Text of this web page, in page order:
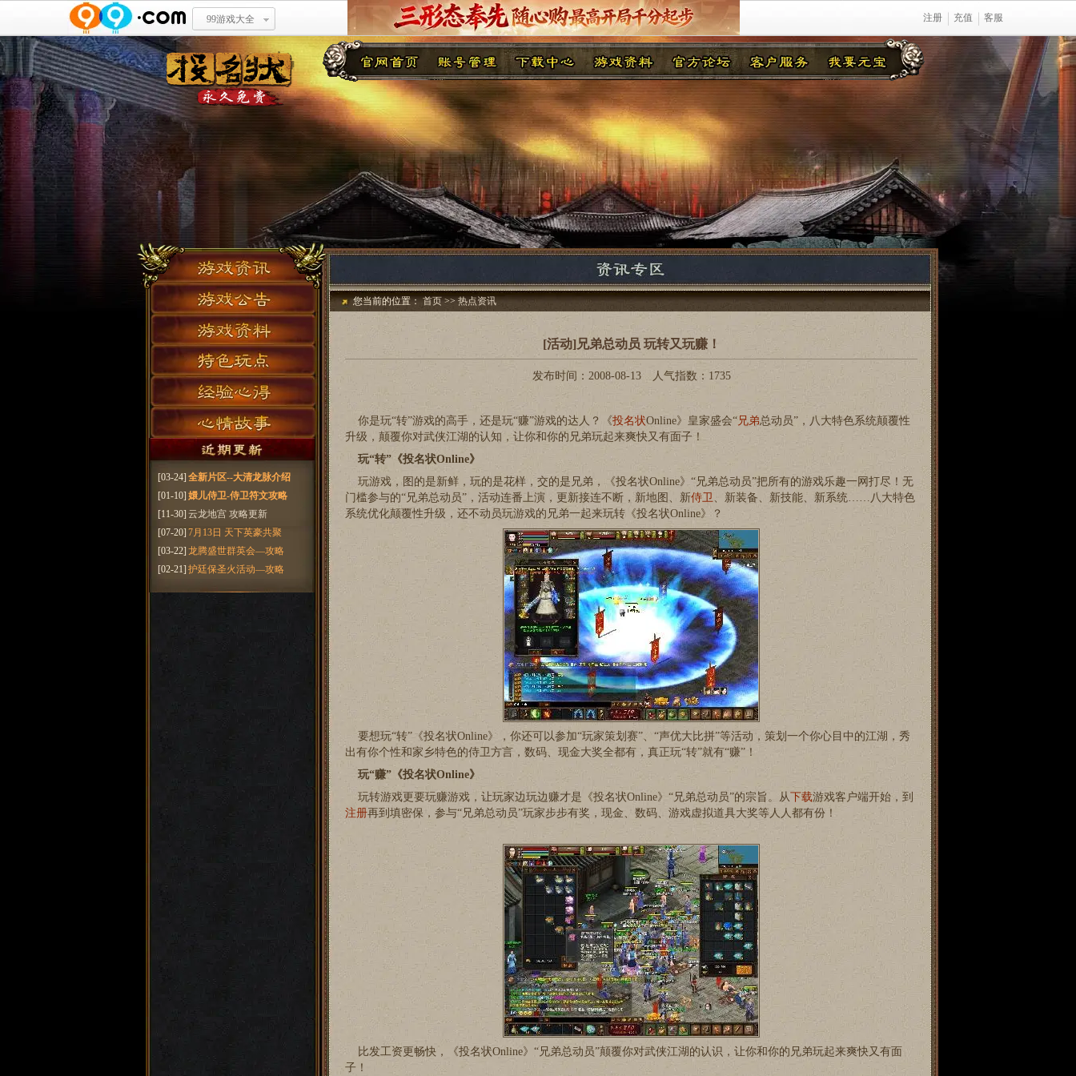
99游戏大全 注册 充值 客服
[03-24] 全新片区--大清龙脉介绍
[01-10] 嬛儿侍卫-侍卫符文攻略
[11-30] 云龙地宫 攻略更新
[07-20] 7月13日 天下英豪共聚
[03-22] 龙腾盛世群英会—攻略
[02-21] 护廷保圣火活动—攻略
您当前的位置：首页>>热点资讯
[活动]兄弟总动员 玩转又玩赚！
发布时间：2008-08-13 人气指数： 1735
你是玩“转”游戏的高手，还是玩“赚”游戏的达人？《投名状Online》皇家盛会“ 兄弟总动员”，八大特色系统颠覆性
升级，颠覆你对武侠江湖的认知，让你和你的兄弟玩起来爽快又有面子！
玩“转”《投名状Online》
玩游戏，图的是新鲜，玩的是花样，交的是兄弟，《投名状Online》“兄弟总动员”把所有的游戏乐趣一网打尽！无
门槛参与的“兄弟总动员”，活动连番上演，更新接连不断，新地图、新侍卫 、新装备、新技能、新系统……八大特色
系统优化颠覆性升级，还不动员玩游戏的兄弟一起来玩转《投名状Online》？
要想玩“转”《投名状Online》，你还可以参加“玩家策划赛”、“声优大比拼”等活动，策划一个你心目中的江湖，秀
出有你个性和家乡特色的侍卫方言，数码、现金大奖全都有，真正玩“转”就有“赚”！
玩“赚”《投名状Online》
玩转游戏更要玩赚游戏，让玩家边玩边赚才是《投名状Online》“兄弟总动员”的宗旨。从下载游戏客户端开始，到
注册再到填密保，参与“兄弟总动员”玩家步步有奖，现金、数码、游戏虚拟道具大奖等人人都有份！
比发工资更畅快，《投名状Online》“兄弟总动员”颠覆你对武侠江湖的认识，让你和你的兄弟玩起来爽快又有面
子！